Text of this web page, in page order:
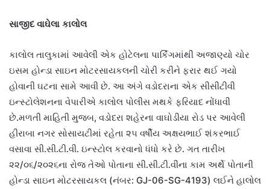
સાજીદ વાઘેલા કાલોલ
કાલોલ તાલુકામાં આવેલી એક હોટેલના પાર્કિંગમાંથી અજાણ્યો ચોર
ઇસમ હોન્ડા સાઇન મોટરસાયકલની ચોરી કરીને ફરાર થઈ ગયો
હોવાની ઘટના સામે આવી છે. આ અંગે વડોદરાના એક સીસીટીવી
ઇન્સ્ટોલેશનના વેપારીએ કાલોલ પોલીસ મથકે ફરિયાદ નોંધાવી
છે.મળતી માહિતી મુજબ, વડોદરા શહેરના વાઘોડીયા રોડ પર આવેલી
હીરાબા નગર સોસાયટીમાં રહેતા ૨૫ વર્ષીય અક્ષયભાઈ શંકરભાઈ
વસાવા સી.સી.ટી.વી. ઇન્સ્ટોલ કરવાનો ધંધો કરે છે. ગત તારીખ
૨૨/૦૬/૨૦૨૬ના રોજ તેઓ પોતાના સી.સી.ટી.વીના કામ અર્થે પોતાની
હોન્ડા સાઇન મોટરસાયકલ (નંબર: GJ-06-SG-4193) લઈને હાલોલ